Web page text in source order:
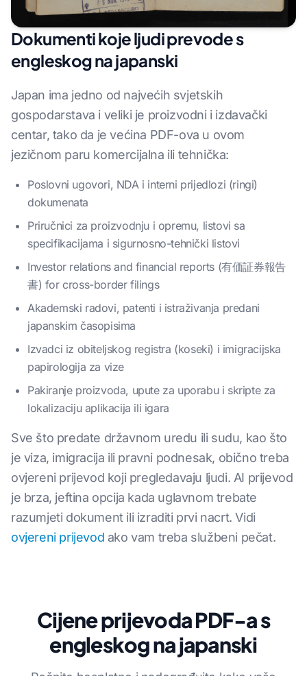
Dokumenti koje ljudi prevode s
engleskog na japanski
Japan ima jedno od najvećih svjetskih
gospodarstava i veliki je proizvodni i izdavački
centar, tako da je većina PDF-ova u ovom
jezičnom paru komercijalna ili tehnička:
Poslovni ugovori, NDA i interni prijedlozi (ringi)
dokumenata
Priručnici za proizvodnju i opremu, listovi sa
specifikacijama i sigurnosno-tehnički listovi
Investor relations and financial reports (有価証券報告
書) for cross-border filings
Akademski radovi, patenti i istraživanja predani
japanskim časopisima
Izvadci iz obiteljskog registra (koseki) i imigracijska
papirologija za vize
Pakiranje proizvoda, upute za uporabu i skripte za
lokalizaciju aplikacija ili igara
Sve što predate državnom uredu ili sudu, kao što
je viza, imigracija ili pravni podnesak, obično treba
ovjereni prijevod koji pregledavaju ljudi. AI prijevod
je brza, jeftina opcija kada uglavnom trebate
razumjeti dokument ili izraditi prvi nacrt. Vidi
ovjereni prijevod ako vam treba službeni pečat.
Cijene prijevoda PDF-a s
engleskog na japanski